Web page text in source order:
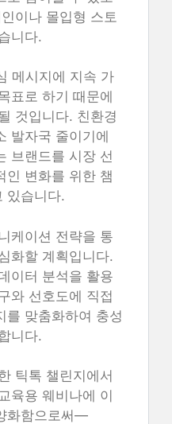
이나 몰입형 스토
니다.
메시지에 지속 가
표로 하기 때문에
것입니다. 친환경
발자국 줄이기에
브랜드를 시장 선
인 변화를 위한 챔
있습니다.
케이션 전략을 통
화할 계획입니다.
이터 분석을 활용
와 선호도에 직접
를 맞춤화하여 충성
니다.
틱톡 챌린지에서
육용 웨비나에 이
화함으로써—